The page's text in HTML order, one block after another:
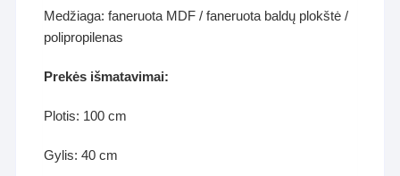
Medžiaga: faneruota MDF / faneruota baldų plokštė /
polipropilenas
Prekės išmatavimai:
Plotis: 100 cm
Gylis: 40 cm